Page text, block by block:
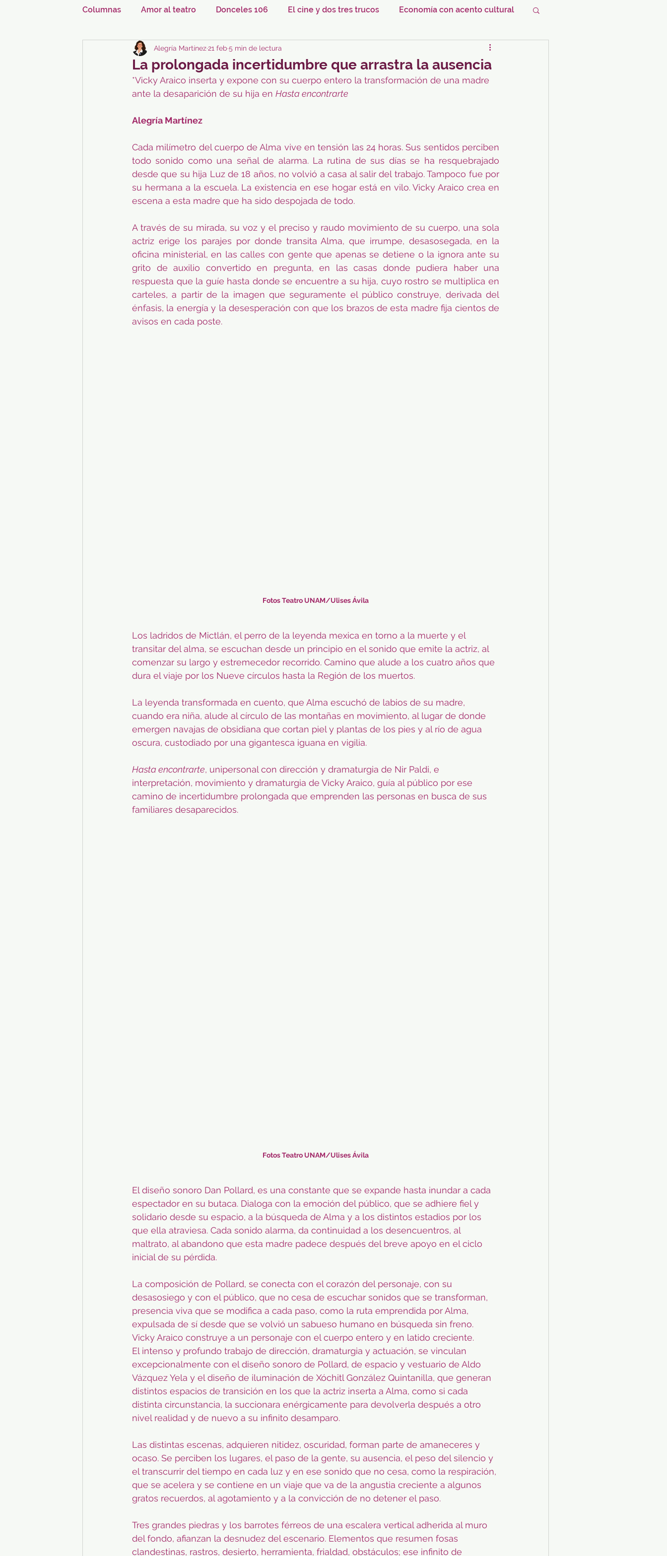
Columnas Amor al teatro Donceles 106 El cine y dos tres trucos Economía con acento cultural
La prolongada incertidumbre que arrastra la ausencia
Alegría Martínez21 feb 5 min de lectura
*Vicky Araico inserta y expone con su cuerpo entero la transformación de una madre
ante la desaparición de su hija en Hasta encontrarte
Alegría Martínez
Cada milímetro del cuerpo de Alma vive en tensión las 24 horas. Sus sentidos perciben
todo sonido como una señal de alarma. La rutina de sus días se ha resquebrajado
desde que su hija Luz de 18 años, no volvió a casa al salir del trabajo. Tampoco fue por
su hermana a la escuela. La existencia en ese hogar está en vilo. Vicky Araico crea en
escena a esta madre que ha sido despojada de todo.
A través de su mirada, su voz y el preciso y raudo movimiento de su cuerpo, una sola
actriz erige los parajes por donde transita Alma, que irrumpe, desasosegada, en la
oficina ministerial, en las calles con gente que apenas se detiene o la ignora ante su
grito de auxilio convertido en pregunta, en las casas donde pudiera haber una
respuesta que la guíe hasta donde se encuentre a su hija, cuyo rostro se multiplica en
carteles, a partir de la imagen que seguramente el público construye, derivada del
énfasis, la energía y la desesperación con que los brazos de esta madre fija cientos de
avisos en cada poste.
Fotos Teatro UNAM/Ulises Ávila
Los ladridos de Mictlán, el perro de la leyenda mexica en torno a la muerte y el
transitar del alma, se escuchan desde un principio en el sonido que emite la actriz, al
comenzar su largo y estremecedor recorrido. Camino que alude a los cuatro años que
dura el viaje por los Nueve círculos hasta la Región de los muertos.
La leyenda transformada en cuento, que Alma escuchó de labios de su madre,
cuando era niña, alude al círculo de las montañas en movimiento, al lugar de donde
emergen navajas de obsidiana que cortan piel y plantas de los pies y al río de agua
oscura, custodiado por una gigantesca iguana en vigilia.
Hasta encontrarte, unipersonal con dirección y dramaturgia de Nir Paldi, e
interpretación, movimiento y dramaturgia de Vicky Araico, guía al público por ese
camino de incertidumbre prolongada que emprenden las personas en busca de sus
familiares desaparecidos.
Fotos Teatro UNAM/Ulises Ávila
El diseño sonoro Dan Pollard, es una constante que se expande hasta inundar a cada
espectador en su butaca. Dialoga con la emoción del público, que se adhiere fiel y
solidario desde su espacio, a la búsqueda de Alma y a los distintos estadios por los
que ella atraviesa. Cada sonido alarma, da continuidad a los desencuentros, al
maltrato, al abandono que esta madre padece después del breve apoyo en el ciclo
inicial de su pérdida.
La composición de Pollard, se conecta con el corazón del personaje, con su
desasosiego y con el público, que no cesa de escuchar sonidos que se transforman,
presencia viva que se modifica a cada paso, como la ruta emprendida por Alma,
expulsada de sí desde que se volvió un sabueso humano en búsqueda sin freno.
Vicky Araico construye a un personaje con el cuerpo entero y en latido creciente.
El intenso y profundo trabajo de dirección, dramaturgia y actuación, se vinculan
excepcionalmente con el diseño sonoro de Pollard, de espacio y vestuario de Aldo
Vázquez Yela y el diseño de iluminación de Xóchitl González Quintanilla, que generan
distintos espacios de transición en los que la actriz inserta a Alma, como si cada
distinta circunstancia, la succionara enérgicamente para devolverla después a otro
nivel realidad y de nuevo a su infinito desamparo.
Las distintas escenas, adquieren nitidez, oscuridad, forman parte de amaneceres y
ocaso. Se perciben los lugares, el paso de la gente, su ausencia, el peso del silencio y
el transcurrir del tiempo en cada luz y en ese sonido que no cesa, como la respiración,
que se acelera y se contiene en un viaje que va de la angustia creciente a algunos
gratos recuerdos, al agotamiento y a la convicción de no detener el paso.
Tres grandes piedras y los barrotes férreos de una escalera vertical adherida al muro
del fondo, afianzan la desnudez del escenario. Elementos que resumen fosas
clandestinas, rastros, desierto, herramienta, frialdad, obstáculos; ese infinito de